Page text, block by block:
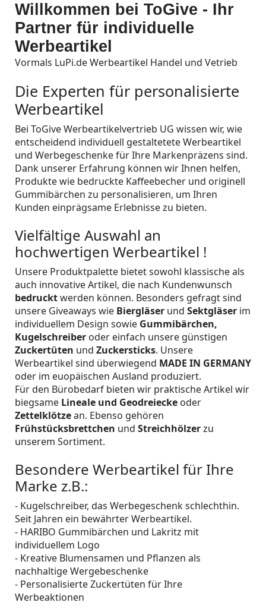
Willkommen bei ToGive - Ihr
Partner für individuelle
Werbeartikel
Vormals LuPi.de Werbeartikel Handel und Vetrieb
Die Experten für personalisierte
Werbeartikel
Bei ToGive Werbeartikelvertrieb UG wissen wir, wie
entscheidend individuell gestaltetete Werbeartikel
und Werbegeschenke für Ihre Markenpräzens sind.
Dank unserer Erfahrung können wir Ihnen helfen,
Produkte wie bedruckte Kaffeebecher und originell
Gummibärchen zu personalisieren, um Ihren
Kunden einprägsame Erlebnisse zu bieten.
Vielfältige Auswahl an
hochwertigen Werbeartikel !
Unsere Produktpalette bietet sowohl klassische als
auch innovative Artikel, die nach Kundenwunsch
bedrucktwerden können. Besonders gefragt sind
unsere Giveaways wie Biergläser und Sektgläser im
individuellem Design sowie Gummibärchen,
Kugelschreiber oder einfach unsere günstigen
Zuckertüten und Zuckersticks. Unsere
Werbeartikel sind überwiegend MADE IN GERMANY
oder im euopäischen Ausland produziert.
Für den Bürobedarf bieten wir praktische Artikel wir
biegsame Lineale und Geodreiecke oder
Zettelklötzean. Ebenso gehören
Frühstücksbrettchen und Streichhölzerzu
unserem Sortiment.
Besondere Werbeartikel für Ihre
Marke z.B.:
- Kugelschreiber, das Werbegeschenk schlechthin.
Seit Jahren ein bewährter Werbeartikel.
- HARIBO Gummibärchen und Lakritz mit
individuellem Logo
- Kreative Blumensamen und Pflanzen als
nachhaltige Wergebeschenke
- Personalisierte Zuckertüten für Ihre
Werbeaktionen